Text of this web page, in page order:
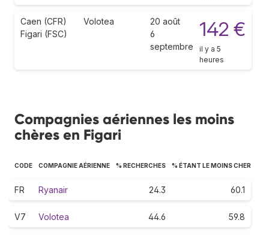
Caen (CFR)
Figari (FSC)
Volotea
20 août
6
septembre
142 €
il y a 5
heures
Compagnies aériennes les moins
chères en Figari
CODE COMPAGNIE AÉRIENNE % RECHERCHES % ÉTANT LE MOINS CHER
FR Ryanair 24.3 60.1
V7 Volotea 44.6 59.8